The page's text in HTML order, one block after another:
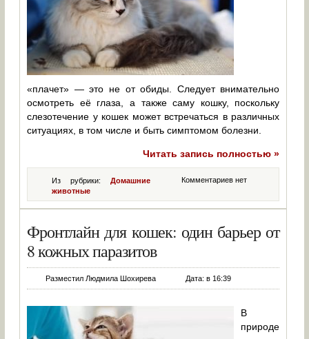
«плачет» — это не от обиды. Следует внимательно
осмотреть её глаза, а также саму кошку, поскольку
слезотечение у кошек может встречаться в различных
ситуациях, в том числе и быть симптомом болезни.
Читать запись полностью »
Комментариев нет
Из рубрики:Домашние
животные
Фронтлайн для кошек: один барьер от
8 кожных паразитов
Разместил Людмила Шохирева Дата: в 16:39
В
природе